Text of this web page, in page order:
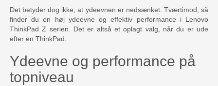
Det betyder dog ikke, at ydeevnen er nedsænket. Tværtimod, så
finder du en høj ydeevne og effektiv performance i Lenovo
ThinkPad Z serien. Det er altså et oplagt valg, når du er ude
efter en ThinkPad.
Ydeevne og performance på
topniveau